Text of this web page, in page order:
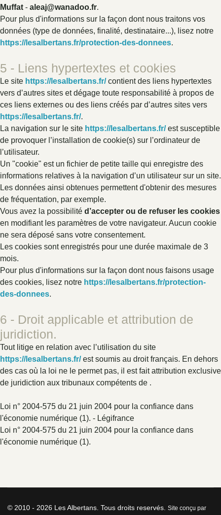
Muffat - aleaj@wanadoo.fr.
Pour plus d'informations sur la façon dont nous traitons vos
données (type de données, finalité, destinataire...), lisez notre
https://lesalbertans.fr/protection-des-donnees.
5 - Liens hypertextes et cookies
Le site https://lesalbertans.fr/contient des liens hypertextes
vers d’autres sites et dégage toute responsabilité à propos de
ces liens externes ou des liens créés par d’autres sites vers
https://lesalbertans.fr/.
La navigation sur le site https://lesalbertans.fr/est susceptible
de provoquer l’installation de cookie(s) sur l’ordinateur de
l’utilisateur.
Un "cookie" est un fichier de petite taille qui enregistre des
informations relatives à la navigation d’un utilisateur sur un site.
Les données ainsi obtenues permettent d'obtenir des mesures
de fréquentation, par exemple.
Vous avez la possibilité d’accepter ou de refuser les cookies
en modifiant les paramètres de votre navigateur. Aucun cookie
ne sera déposé sans votre consentement.
Les cookies sont enregistrés pour une durée maximale de 3
mois.
Pour plus d'informations sur la façon dont nous faisons usage
des cookies, lisez notre https://lesalbertans.fr/protection-
des-donnees.
6 - Droit applicable et attribution de
juridiction.
Tout litige en relation avec l’utilisation du site
https://lesalbertans.fr/est soumis au droit français. En dehors
des cas où la loi ne le permet pas, il est fait attribution exclusive
de juridiction aux tribunaux compétents de .
Loi n° 2004-575 du 21 juin 2004 pour la confiance dans
l'économie numérique (1). - Légifrance
Loi n° 2004-575 du 21 juin 2004 pour la confiance dans
l'économie numérique (1).
© 2010 - 2026 Les Albertans. Tous droits reservés. Site conçu par